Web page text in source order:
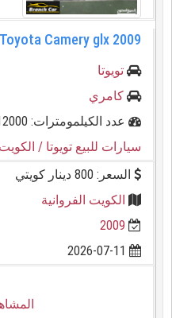
Toyota Camery glx 2009
تويوتا
كامري
عدد الكيلمومترات: 412000 كم
سيارات للبيع تويوتا / الكويت
السعر: 800 دينار كويتي
الكويت الفروانية
2009